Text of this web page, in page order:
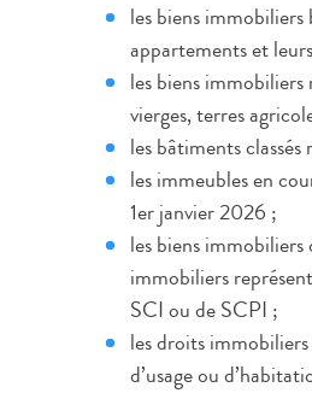
les biens immobiliers
appartements et
les biens
vierges, terres
les bâtiments
les immeubles en
1er janvier 2026 ;
les biens
immobiliers
SCI ou de SCPI ;
les droits
d’usage ou